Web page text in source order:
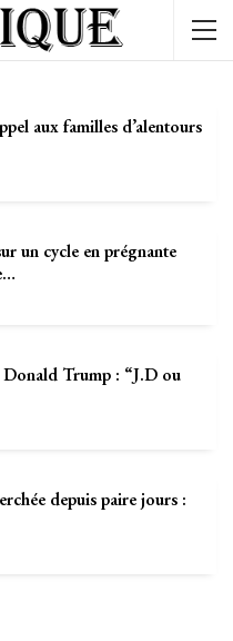
aux familles d’alentours
un cycle en prégnante
Trump : “J.D ou
depuis paire jours :